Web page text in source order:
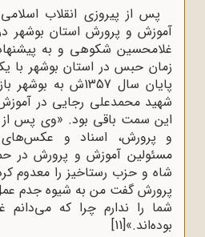
پس از پیروزی انقلاب
آموزش و پرورش استان بوشهر‌
غلامحسین شکوهی و به
زمان حبس در استان بوشهر با
پایان سال 1357ش
شهید محمدعلی رجایی در
این سمت باقی بود. «وی پس
و پرورش، اسناد و عکس‌های
مسئولین آموزش و پرورش در
شاه و حزب رستاخیز را معدوم
پرورش گفت من به شیوه جدم
شما را ندارم چرا که می‌دانم
بوده‌اند.»[11]